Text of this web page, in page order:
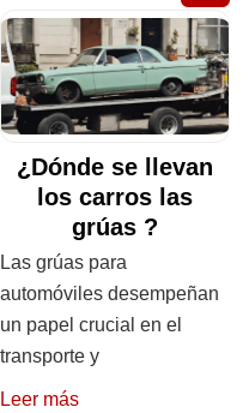
¿Dónde se llevan
los carros las
grúas ?
Las grúas para
automóviles desempeñan
un papel crucial en el
transporte y
Leer más